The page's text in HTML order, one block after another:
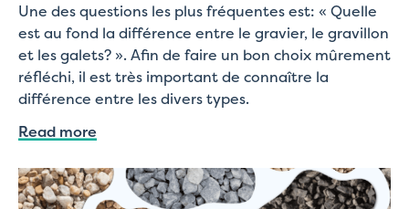
Une des questions les plus fréquentes est: « Quelle
est au fond la différence entre le gravier, le gravillon
et les galets? ». Afin de faire un bon choix mûrement
réfléchi, il est très important de connaître la
différence entre les divers types.
Read more